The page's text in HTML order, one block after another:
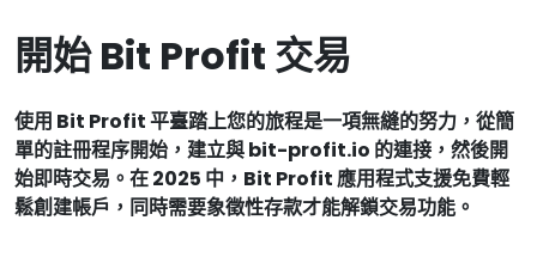
開始 Bit Profit 交易
使用 Bit Profit 平臺踏上您的旅程是一項無縫的努力，從簡
單的註冊程序開始，建立與 bit-profit.io 的連接，然後開
始即時交易。在 2025 中，Bit Profit 應用程式支援免費輕
鬆創建帳戶，同時需要象徵性存款才能解鎖交易功能。